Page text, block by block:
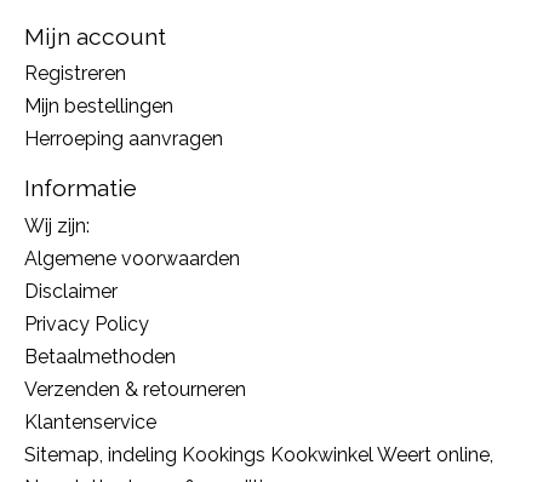
Mijn account
Registreren
Mijn bestellingen
Herroeping aanvragen
Informatie
Wij zijn:
Algemene voorwaarden
Disclaimer
Privacy Policy
Betaalmethoden
Verzenden & retourneren
Klantenservice
Sitemap, indeling Kookings Kookwinkel Weert online,